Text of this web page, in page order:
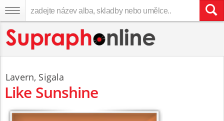
Lavern, Sigala
Like Sunshine